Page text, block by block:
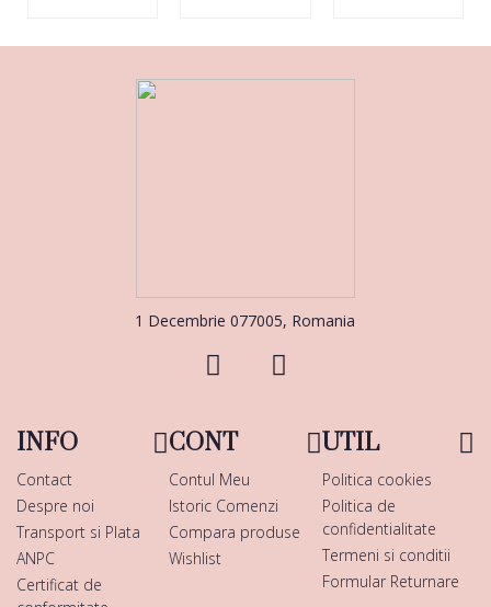
1 Decembrie 077005, Romania
INFO
Contact
Despre noi
Transport si Plata
ANPC
Certificat de
CONT
Contul Meu
Istoric Comenzi
Compara produse
Wishlist
UTIL
Politica cookies
Politica de
confidentialitate
Termeni si conditii
Formular Returnare